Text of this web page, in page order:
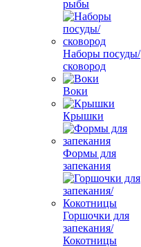
рыбы
Наборы посуды/
сковород
Воки
Крышки
Формы для
запекания
Горшочки для
запекания/
Кокотницы